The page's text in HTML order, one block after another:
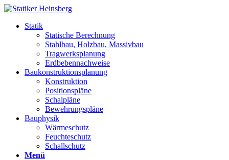
Statik
Statische Berechnung
Stahlbau, Holzbau, Massivbau
Tragwerksplanung
Erdbebennachweise
Baukonstruktionsplanung
Konstruktion
Positionspläne
Schalpläne
Bewehrungspläne
Bauphysik
Wärmeschutz
Feuchteschutz
Schallschutz
Menü